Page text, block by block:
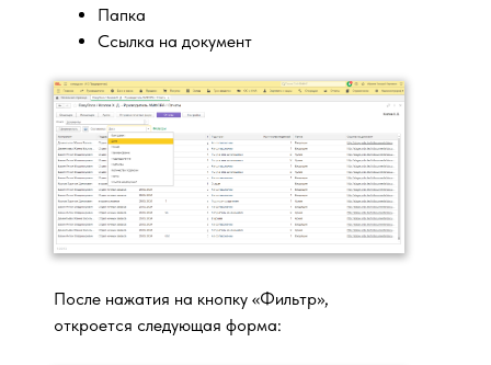
Папка
Ссылка на документ
После нажатия на кнопку «Фильтр»,
откроется следующая форма: